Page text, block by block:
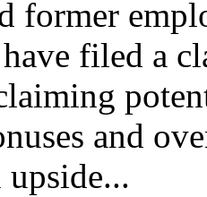
former
filed a
and